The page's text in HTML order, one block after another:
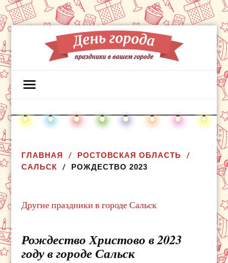
ГЛАВНАЯ
РОСТОВСКАЯ ОБЛАСТЬ
САЛЬСК
РОЖДЕСТВО 2023
Другие праздники в городе Сальск
Рождество Христово в 2023
году в городе Сальск